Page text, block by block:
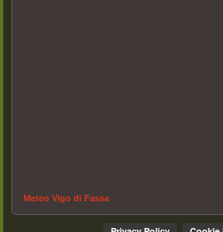
Meteo Vigo di Fassa